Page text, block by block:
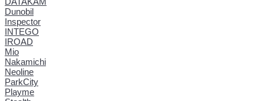
Dunobil
Inspector
INTEGO
IROAD
Mio
Nakamichi
Neoline
ParkCity
Playme